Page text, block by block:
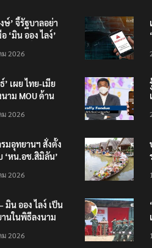
ษ์’ จี้รัฐบาลอย่า
‘มิน ออง ไลง์’
ม 2026
’ เผย ไทย-เมีย
าม MOU ด้าน
ามร่วมมือ 5 ปี
ม 2026
มอุทยานฯ​ สั่งตั้ง
‘หน.อช.สิมิลัน’
นประกาศฯ
ม 2026
มิน ออง ไลง์ เป็น
นในพิธีลงนาม
าน-คุณภาพน้ำ-
ม 2026